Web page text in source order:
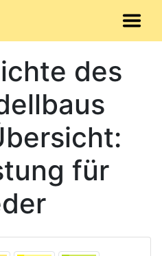
des
für